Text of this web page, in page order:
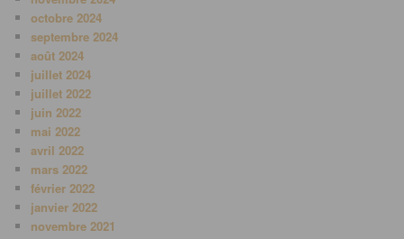
octobre 2024
septembre 2024
août 2024
juillet 2024
juillet 2022
juin 2022
mai 2022
avril 2022
mars 2022
février 2022
janvier 2022
novembre 2021